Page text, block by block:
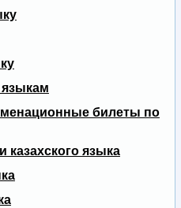
билеты по
казахского языка